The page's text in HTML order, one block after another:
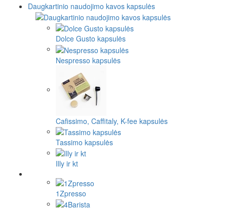
Daugkartinio naudojimo kavos kapsulės
Dolce Gusto kapsulės
Nespresso kapsulės
Cafissimo, Caffitaly, K-fee kapsulės
Tassimo kapsulės
Illy ir kt
1Zpresso